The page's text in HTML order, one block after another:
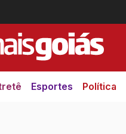
Esportes Política